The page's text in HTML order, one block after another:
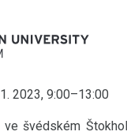
2023, 9:00–13:00
ve švédském